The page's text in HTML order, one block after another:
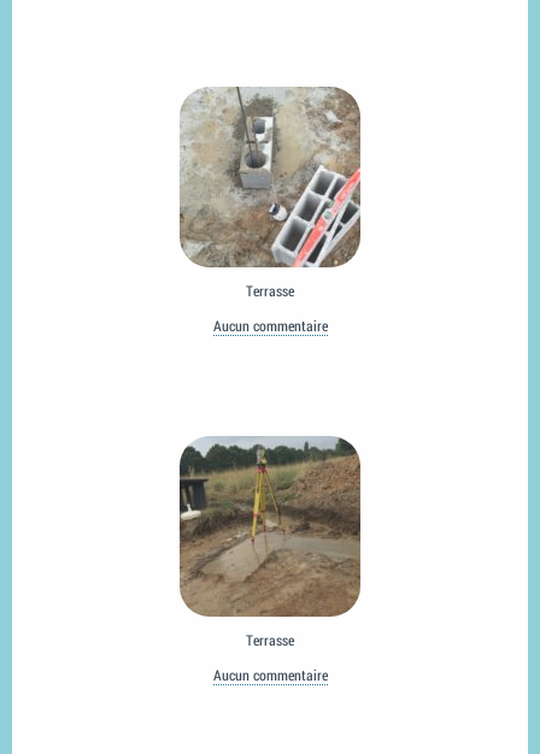
Terrasse
Aucun commentaire
Terrasse
Aucun commentaire